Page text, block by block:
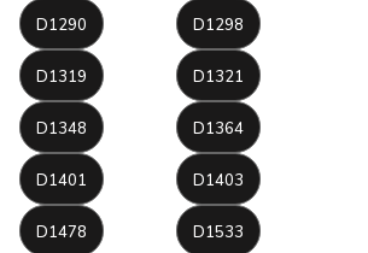
D1290 D1298
D1319 D1321
D1348 D1364
D1401 D1403
D1478 D1533